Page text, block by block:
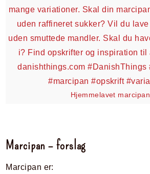
Hjemmelavet marcipan
Marcipan – forslag
Marcipan er: